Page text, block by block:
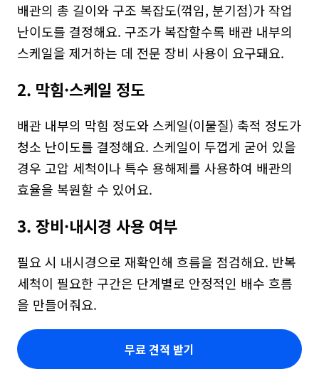
배관의 총 길이와 구조 복잡도(꺾임, 분기점)가 작업
난이도를 결정해요. 구조가 복잡할수록 배관 내부의
스케일을 제거하는 데 전문 장비 사용이 요구돼요.
2. 막힘·스케일 정도
배관 내부의 막힘 정도와 스케일(이물질) 축적 정도가
청소 난이도를 결정해요. 스케일이 두껍게 굳어 있을
경우 고압 세척이나 특수 용해제를 사용하여 배관의
효율을 복원할 수 있어요.
3. 장비·내시경 사용 여부
필요 시 내시경으로 재확인해 흐름을 점검해요. 반복
세척이 필요한 구간은 단계별로 안정적인 배수 흐름
을 만들어줘요.
무료 견적 받기